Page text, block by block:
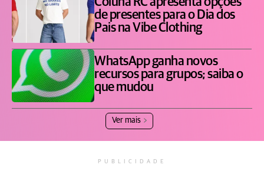
de presentes para o Dia dos
Pais na Vibe Clothing
WhatsApp ganha novos
recursos para grupos; saiba o
que mudou
Ver mais
PUBLICIDADE